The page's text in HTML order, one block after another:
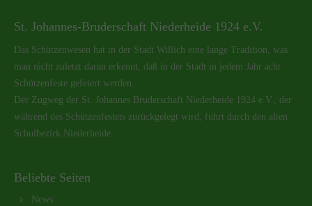
St. Johannes-Bruderschaft Niederheide 1924 e.V.
Das Schützenwesen hat in der Stadt Willich eine lange Tradition, was
man nicht zuletzt daran erkennt, daß in der Stadt in jedem Jahr acht
Schützenfeste gefeiert werden.
Der Zugweg der St. Johannes Bruderschaft Niederheide 1924 e.V., der
während des Schützenfestets zurückgelegt wird, führt durch den alten
Schulbezirk Niederheide.
Beliebte Seiten
News